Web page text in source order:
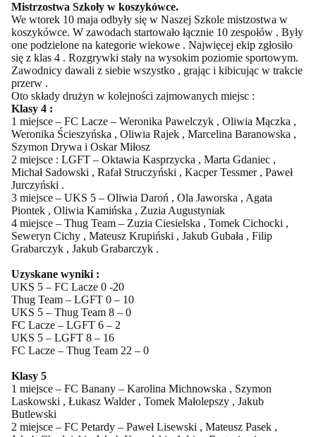
Mistrzostwa Szkoły w koszykówce.
We wtorek 10 maja odbyły się w Naszej Szkole mistzostwa w
koszykówce. W zawodach startowało łącznie 10 zespołów . Były
one podzielone na kategorie wiekowe . Najwięcej ekip zgłosiło
się z klas 4 . Rozgrywki stały na wysokim poziomie sportowym.
Zawodnicy dawali z siebie wszystko , grając i kibicując w trakcie
przerw .
Oto składy drużyn w kolejności zajmowanych miejsc :
Klasy 4 :
1 miejsce – FC Lacze – Weronika Pawelczyk , Oliwia Mączka ,
Weronika Ścieszyńska , Oliwia Rajek , Marcelina Baranowska ,
Szymon Drywa i Oskar Miłosz
2 miejsce : LGFT – Oktawia Kasprzycka , Marta Gdaniec ,
Michał Sadowski , Rafał Struczyński , Kacper Tessmer , Paweł
Jurczyński .
3 miejsce – UKS 5 – Oliwia Daroń , Ola Jaworska , Agata
Piontek , Oliwia Kamińska , Zuzia Augustyniak
4 miejsce – Thug Team – Zuzia Ciesielska , Tomek Cichocki ,
Seweryn Cichy , Mateusz Krupiński , Jakub Gubała , Filip
Grabarczyk , Jakub Grabarczyk .
Uzyskane wyniki :
UKS 5 – FC Lacze 0 -20
Thug Team – LGFT 0 – 10
UKS 5 – Thug Team 8 – 0
FC Lacze – LGFT 6 – 2
UKS 5 – LGFT 8 – 16
FC Lacze – Thug Team 22 – 0
Klasy 5
1 miejsce – FC Banany – Karolina Michnowska , Szymon
Laskowski , Łukasz Walder , Tomek Małolepszy , Jakub
Butlewski
2 miejsce – FC Petardy – Paweł Lisewski , Mateusz Pasek ,